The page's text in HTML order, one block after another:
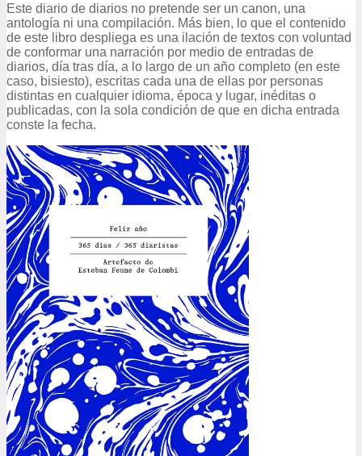
Este diario de diarios no pretende ser un canon, una
antología ni una compilación. Más bien, lo que el contenido
de este libro despliega es una ilación de textos con voluntad
de conformar una narración por medio de entradas de
diarios, día tras día, a lo largo de un año completo (en este
caso, bisiesto), escritas cada una de ellas por personas
distintas en cualquier idioma, época y lugar, inéditas o
publicadas, con la sola condición de que en dicha entrada
conste la fecha.